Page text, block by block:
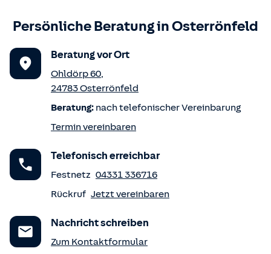
Persönliche Beratung inOsterrönfeld
Beratung vor Ort
Ohldörp 60,
24783Osterrönfeld
Beratung: nach telefonischer Vereinbarung
Termin vereinbaren
Telefonisch erreichbar
Festnetz 04331 336716
Rückruf Jetzt vereinbaren
Nachricht schreiben
Zum Kontaktformular